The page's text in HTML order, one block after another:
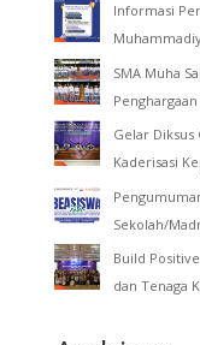
Informasi
SMA Muha
Gelar Diksus
Kaderisasi
Sekolah/
Build
dan Tenaga